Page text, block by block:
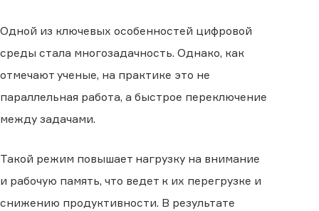
Одной из ключевых особенностей цифровой
среды стала многозадачность. Однако, как
отмечают ученые, на практике это не
параллельная работа, а быстрое переключение
между задачами.
Такой режим повышает нагрузку на внимание
и рабочую память, что ведет к их перегрузке и
снижению продуктивности. В результате